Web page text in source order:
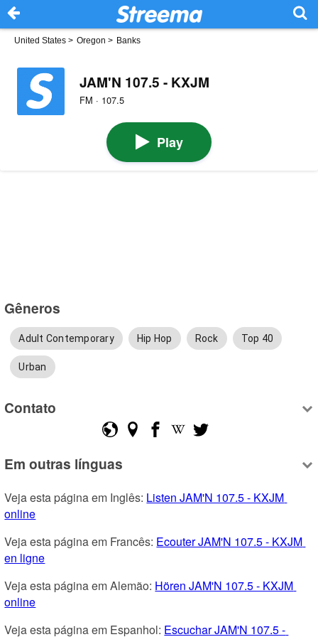
United States > Oregon > Banks
JAM'N 107.5 - KXJM
FM · 107.5
Play
Gêneros
Adult Contemporary Hip Hop Rock Top 40
Urban
Contato
Em outras línguas
Veja esta página em Inglês: Listen JAM'N 107.5 - KXJM
online
Veja esta página em Francês: Ecouter JAM'N 107.5 - KXJM
en ligne
Veja esta página em Alemão: Hören JAM'N 107.5 - KXJM
online
Veja esta página em Espanhol: Escuchar JAM'N 107.5 -